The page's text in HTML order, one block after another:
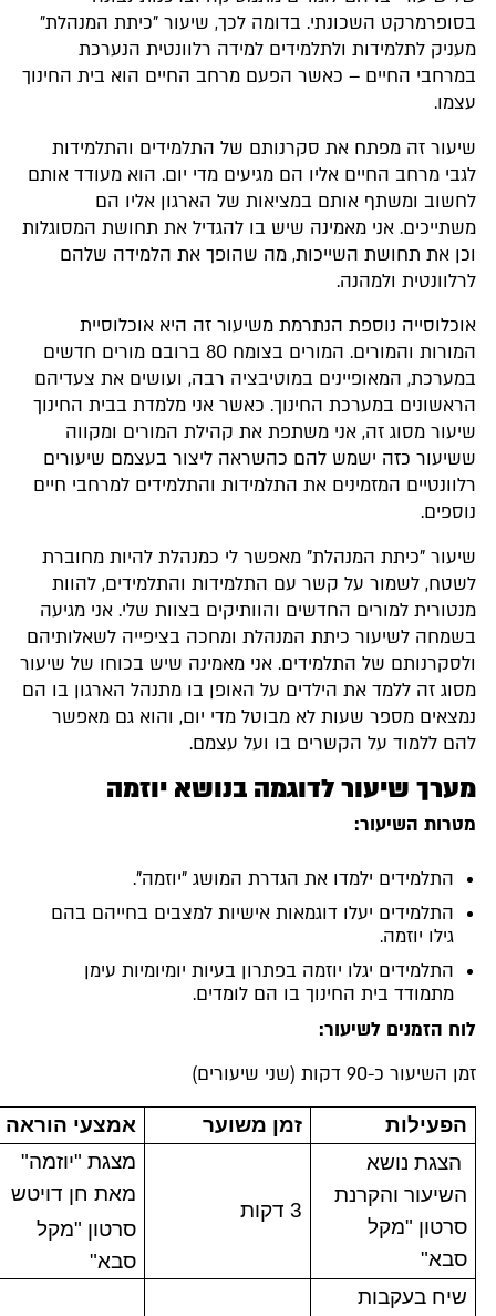
השכונתי. בדומה לכך, שיעור "כיתת המנהלת"
לתלמידות ולתלמידים למידה רלוונטית הנערכת
החיים – כאשר הפעם מרחב החיים הוא בית החינוך
זה מפתח את סקרנותם של התלמידים והתלמידות
מרחב החיים אליו הם מגיעים מדי יום. הוא מעודד אותם
ומשתף אותם במציאות של הארגון אליו הם
אני מאמינה שיש בו להגדיל את תחושת המסוגלות
את תחושת השייכות, מה שהופך את הלמידה שלהם
ולמהנה.
נוספת הנתרמת משיעור זה היא אוכלוסיית
המורות והמורים. המורים בצומח 80 ברובם מורים חדשים
המאופיינים במוטיבציה רבה, ועושים את צעדיהם
במערכת החינוך. כאשר אני מלמדת בבית החינוך
מסוג זה, אני משתפת את קהילת המורים ומקווה
כזה ישמש להם כהשראה ליצור בעצמם שיעורים
המזמינים את התלמידות והתלמידים למרחבי חיים
"כיתת המנהלת" מאפשר לי כמנהלת להיות מחוברת
לשמור על קשר עם התלמידות והתלמידים, להוות
למורים החדשים והוותיקים בצוות שלי. אני מגיעה
לשיעור כיתת המנהלת ומחכה בציפייה לשאלותיהם
של התלמידים. אני מאמינה שיש בכוחו של שיעור
זה ללמד את הילדים על האופן בו מתנהל הארגון בו הם
מספר שעות לא מבוטל מדי יום, והוא גם מאפשר
ללמוד על הקשרים בו ועל עצמם.
שיעור לדוגמה בנושא יוזמה
השיעור:
התלמידים ילמדו את הגדרת המושג "יוזמה".
התלמידים יעלו דוגמאות אישיות למצבים בחייהם בהם
גילו יוזמה.
התלמידים יגלו יוזמה בפתרון בעיות יומיומיות עימן
מתמודד בית החינוך בו הם לומדים.
הזמנים לשיעור:
השיעור כ-90 דקות (שני שיעורים)
הפעילות זמן משוער
אמצעי הוראה
הצגת נושא
השיעור והקרנת
סרטון "מקל
סבא"
מצגת "יוזמה"
מאת חן דויטש
סרטון "מקל
סבא"
שיח בעקבות